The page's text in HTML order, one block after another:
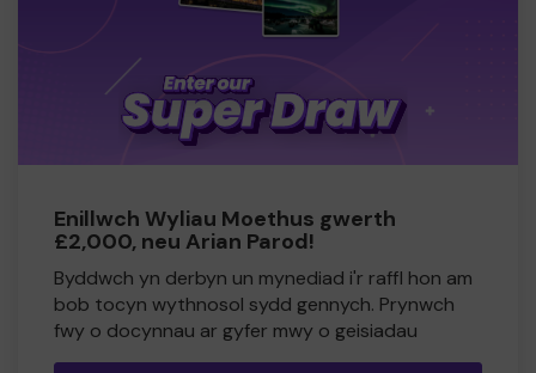
Enillwch Wyliau Moethus gwerth
£2,000, neu Arian Parod!
Byddwch yn derbyn un mynediad i'r raffl hon am
bob tocyn wythnosol sydd gennych. Prynwch
fwy o docynnau ar gyfer mwy o geisiadau